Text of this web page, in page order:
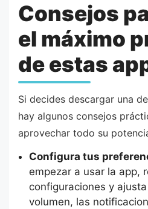
Consejos
el máximo
de estas
Si decides descargar una
hay algunos consejos
aprovechar todo su
Configura tus
empezar a usar la app,
configuraciones y
volumen, las